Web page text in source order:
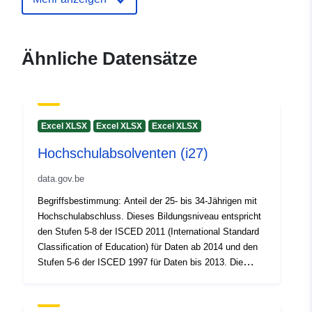
mailto:indicators@plan.be
Verzeichnis der
Kataloge:
28 July 2026
29 July 2026
[ 6.41, 51.51 ], [ 6.41, 49.49 ],
[ 2.54, 49.49 ], [ 2.54, 51.51 ]
Typ: Polygon
Ähnliche Datensätze
Excel XLSX Excel XLSX Excel XLSX
Hochschulabsolventen (i27)
data.gov.be
Begriffsbestimmung: Anteil der 25- bis 34-Jährigen mit
Hochschulabschluss. Dieses Bildungsniveau entspricht
den Stufen 5-8 der ISCED 2011 (International Standard
Classification of Education) für Daten ab 2014 und den
Stufen 5-6 der ISCED 1997 für Daten bis 2013. Die
Erhebung in Belgien und stellt die Ergebnisse